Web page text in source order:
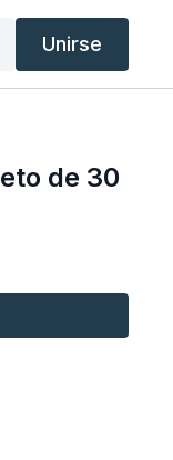
Unirse
de 30